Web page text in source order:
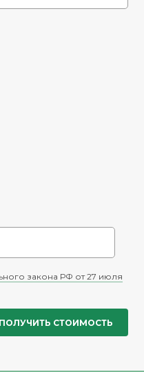
закона РФ от 27 июля